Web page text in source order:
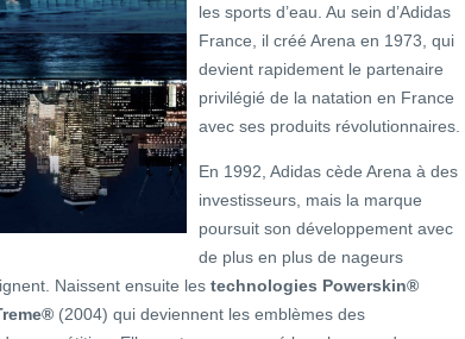
les sports d’eau. Au sein d’Adidas
France, il créé Arena en 1973, qui
devient rapidement le partenaire
privilégié de la natation en France
avec ses produits révolutionnaires.
En 1992, Adidas cède Arena à des
investisseurs, mais la marque
poursuit son développement avec
de plus en plus de nageurs
Naissent ensuite les technologies Powerskin®
(2004) qui deviennent les emblèmes des